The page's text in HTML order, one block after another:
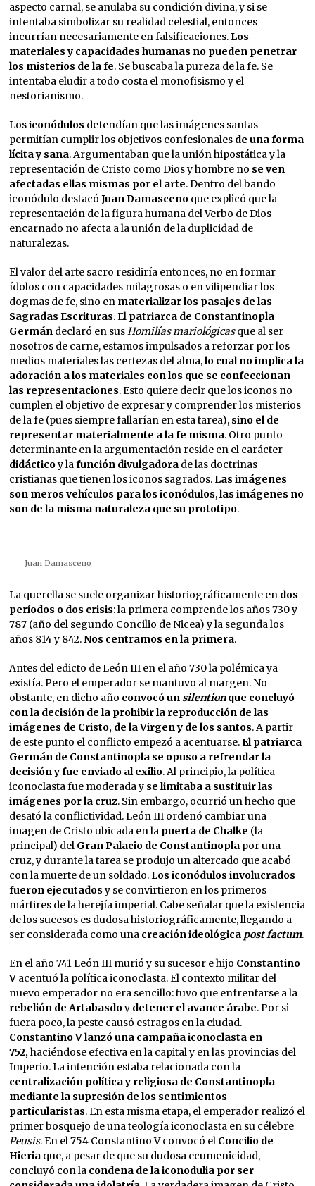
aspecto carnal, se anulaba su condición divina, y si se
intentaba simbolizar su realidad celestial, entonces
incurrían necesariamente en falsificaciones. Los
materiales y capacidades humanas no pueden penetrar
los misterios de la fe. Se buscaba la pureza de la fe. Se
intentaba eludir a todo costa el monofisismo y el
nestorianismo.
Losiconódulos defendían que las imágenes santas
permitían cumplir los objetivos confesionales de una forma
lícita y sana. Argumentaban que la unión hipostática y la
representación de Cristo como Dios y hombre no se ven
afectadas ellas mismas por el arte. Dentro del bando
iconódulo destacóJuan Damasceno que explicó que la
representación de la figura humana del Verbo de Dios
encarnado no afecta a la unión de la duplicidad de
naturalezas.
El valor del arte sacro residiría entonces, no en formar
ídolos con capacidades milagrosas o en vilipendiar los
dogmas de fe, sino en materializar los pasajes de las
Sagradas Escrituras. El patriarca de Constantinopla
Germán declaró en susHomilías mariológicasque al ser
nosotros de carne, estamos impulsados a reforzar por los
medios materiales las certezas del alma,lo cual no implica la
adoración a los materiales con los que se confeccionan
las representaciones. Esto quiere decir que los iconos no
cumplen el objetivo de expresar y comprender los misterios
de la fe (pues siempre fallarían en esta tarea), sino el de
representar materialmente a la fe misma. Otro punto
determinante en la argumentación reside en el carácter
didácticoy lafunción divulgadora de las doctrinas
cristianas que tienen los iconos sagrados. Las imágenes
son meros vehículos para los iconódulos,las imágenes no
son de la misma naturaleza que su prototipo.
Juan Damasceno
La querella se suele organizar historiográficamente en dos
períodos o dos crisis: la primera comprende los años 730 y
787 (año del segundo Concilio de Nicea) y la segunda los
años 814 y 842.Nos centramos en la primera.
Antes del edicto de León III en el año 730 la polémica ya
existía. Pero el emperador se mantuvo al margen. No
obstante, en dicho año convocó unsilentionque concluyó
con la decisión de la prohibir la reproducción de las
imágenes de Cristo, de la Virgen y de los santos. A partir
de este punto el conflicto empezó a acentuarse.El patriarca
Germán de Constantinopla se opuso a refrendar la
decisión y fue enviado al exilio. Al principio, la política
iconoclasta fue moderada y se limitaba a sustituir las
imágenes por la cruz. Sin embargo, ocurrió un hecho que
desató la conflictividad. León III ordenó cambiar una
imagen de Cristo ubicada en la puerta de Chalke (la
principal) del Gran Palacio de Constantinopla por una
cruz, y durante la tarea se produjo un altercado que acabó
con la muerte de un soldado. Los iconódulos involucrados
fueron ejecutadosy se convirtieron en los primeros
mártires de la herejía imperial. Cabe señalar que la existencia
de los sucesos es dudosa historiográficamente, llegando a
ser considerada como una creación ideológica post factum.
En el año 741 León III murió y su sucesor e hijo Constantino
V acentuó la política iconoclasta. El contexto militar del
nuevo emperador no era sencillo: tuvo que enfrentarse a la
rebelión de Artabasdoy detener el avance árabe. Por si
fuera poco, la peste causó estragos en la ciudad.
Constantino V lanzó una campaña iconoclasta en
752,haciéndose efectiva en la capital y en las provincias del
Imperio. La intención estaba relacionada con la
centralización política y religiosa de Constantinopla
mediante la supresión de los sentimientos
particularistas. En esta misma etapa, el emperador realizó el
primer bosquejo de una teología iconoclasta en su célebre
Peusis. En el 754 Constantino V convocó el Concilio de
Hieria que, a pesar de que su dudosa ecumenicidad,
concluyó con la condena de la iconodulia por ser